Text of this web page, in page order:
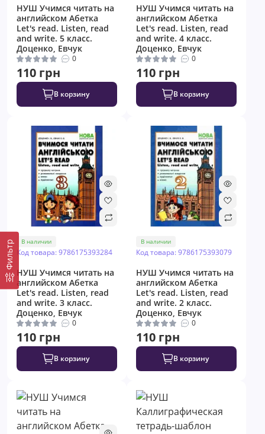
Фильтр
НУШ Учимся читать на
английском Абетка
Let's read. Listen, read
and write. 5 класс.
Доценко, Евчук
0
110 грн
В корзину
НУШ Учимся читать на
английском Абетка
Let's read. Listen, read
and write. 4 класс.
Доценко, Евчук
0
110 грн
В корзину
В наличии
Код товара: 9786175393284
НУШ Учимся читать на
английском Абетка
Let's read. Listen, read
and write. 3 класс.
Доценко, Евчук
0
110 грн
В корзину
В наличии
Код товара: 9786175393079
НУШ Учимся читать на
английском Абетка
Let's read. Listen, read
and write. 2 класс.
Доценко, Евчук
0
110 грн
В корзину